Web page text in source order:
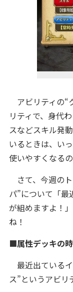
アビリティの“
リティで、身代
スなどスキル発
いるときは、い
使いやすくなる
さて、今週の
パ”について「最
が組めますよ！
ね！
■属性デッキの時
最近出ている
ス”というアビリ